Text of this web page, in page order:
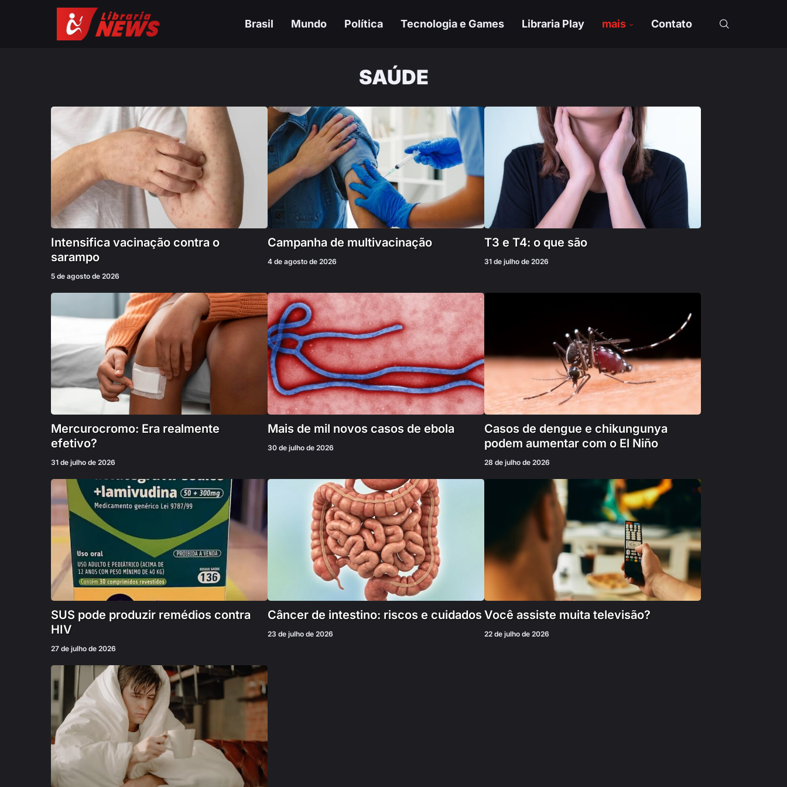
Brasil Mundo Política Tecnologia e Games Libraria Play mais Contato
SAÚDE
Intensifica vacinação contra o
sarampo
5 de agosto de 2026
Campanha de multivacinação
4 de agosto de 2026
T3 e T4: o que são
31 de julho de 2026
Mercurocromo: Era realmente
efetivo?
31 de julho de 2026
Mais de mil novos casos de ebola
30 de julho de 2026
Casos de dengue e chikungunya
podem aumentar com o El Niño
28 de julho de 2026
SUS pode produzir remédios contra
HIV
27 de julho de 2026
Câncer de intestino: riscos e cuidados
23 de julho de 2026
Você assiste muita televisão?
22 de julho de 2026